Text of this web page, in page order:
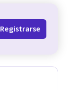
Registrarse